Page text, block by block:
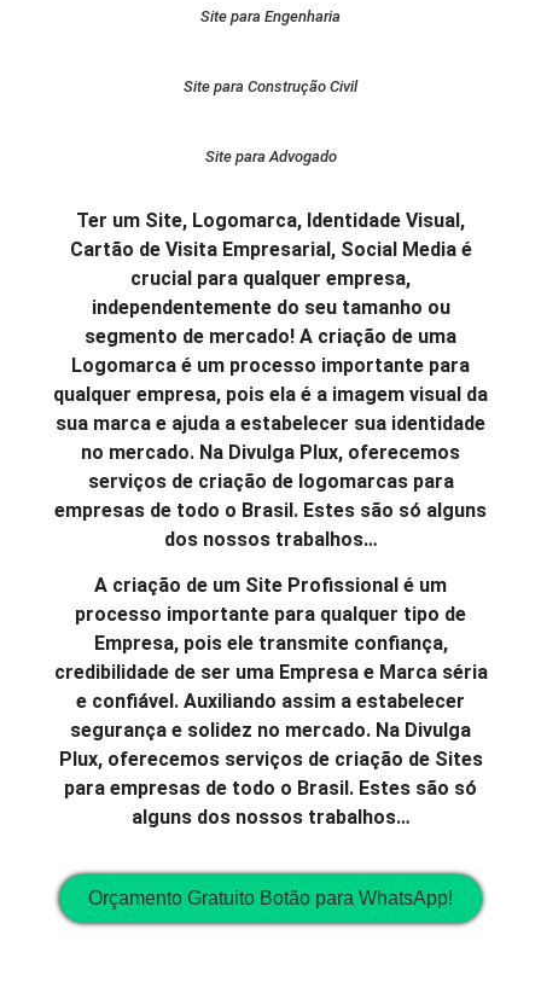
Site para Engenharia
Site para Construção Civil
Site para Advogado
Ter um Site, Logomarca, Identidade Visual,
Cartão de Visita Empresarial, Social Media é
crucial para qualquer empresa,
independentemente do seu tamanho ou
segmento de mercado! A criação de uma
Logomarca é um processo importante para
qualquer empresa, pois ela é a imagem visual da
sua marca e ajuda a estabelecer sua identidade
no mercado. Na Divulga Plux, oferecemos
serviços de criação de logomarcas para
empresas de todo o Brasil. Estes são só alguns
dos nossos trabalhos…
A criação de um Site Profissional é um
processo importante para qualquer tipo de
Empresa, pois ele transmite confiança,
credibilidade de ser uma Empresa e Marca séria
e confiável. Auxiliando assim a estabelecer
segurança e solidez no mercado. Na Divulga
Plux, oferecemos serviços de criação de Sites
para empresas de todo o Brasil. Estes são só
alguns dos nossos trabalhos…
Orçamento Gratuito Botão para WhatsApp!